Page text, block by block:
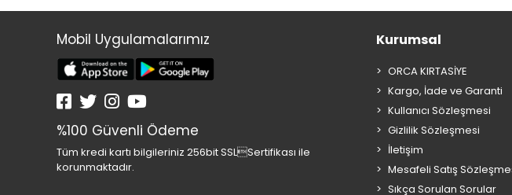
BAYINDIR
BEAR&DEAR
BECKS
BELMİL
BENETTON
BESTWAY
BEYAZ BALİNA YAYINLARI
Mobil Uygulamalarımız
%100 Güvenli Ödeme
Tüm kredi kartı bilgileriniz 256bit SSLSertifikası ile
korunmaktadır.
Kurumsal
ORCA KIRTASİYE
Kargo, İade ve Garanti
Kullanıcı Sözleşmesi
Gizlilik Sözleşmesi
İletişim
Mesafeli Satış
Sıkça Sorulan Sorular